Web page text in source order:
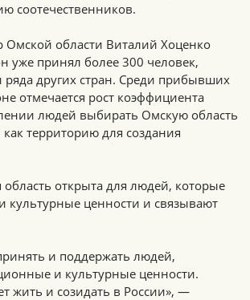
соотечественников.
Омской области Виталий Хоценко
уже принял более 300 человек,
других стран. Среди прибывших
отмечается рост коэффициента
людей выбирать Омскую область
территорию для создания
открыта для людей, которые
культурные ценности и связывают
и поддержать людей,
и культурные ценности.
жить и созидать в России», —